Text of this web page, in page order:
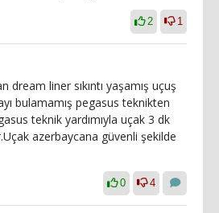
2 1
dream liner sıkıntı yaşamış uçuş
bulamamış pegasus teknikten
teknik yardımıyla uçak 3 dk
azerbaycana güvenli şekilde
0 4